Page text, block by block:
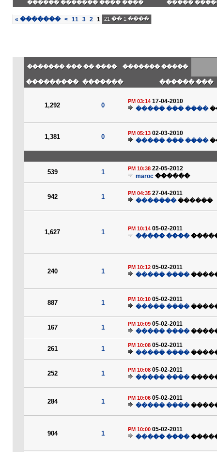
�������
���� ���� ������� ������
���� 1 �� 21
1
2
3
11
>
�������
»
����� �������
���� �� ��� �������
��� ������
�������
���������
17-04-2010
03:14 PM
���� ��� �����
0
1,292
02-03-2010
05:13 PM
���� ��� �����
0
1,381
22-05-2012
10:38 PM
������
maroc
1
539
27-04-2011
04:35 PM
������
�������
1
942
05-02-2011
10:14 PM
���� �����
1
1,627
05-02-2011
10:12 PM
���� �����
1
240
05-02-2011
10:10 PM
���� �����
1
887
05-02-2011
10:09 PM
���� �����
1
167
05-02-2011
10:08 PM
���� �����
1
261
05-02-2011
10:08 PM
���� �����
1
252
05-02-2011
10:06 PM
���� �����
1
284
05-02-2011
10:00 PM
���� �����
1
904